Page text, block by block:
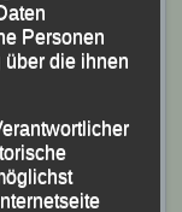
bei
auch die
Personen
über die ihnen